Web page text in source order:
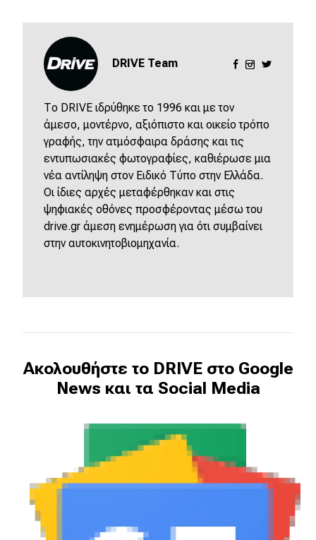
DRIVE Team
Το DRIVE ιδρύθηκε το 1996 και με τον
άμεσο, μοντέρνο, αξιόπιστο και οικείο τρόπο
γραφής, την ατμόσφαιρα δράσης και τις
εντυπωσιακές φωτογραφίες, καθιέρωσε μια
νέα αντίληψη στον Ειδικό Τύπο στην Ελλάδα.
Οι ίδιες αρχές μεταφέρθηκαν και στις
ψηφιακές οθόνες προσφέροντας μέσω του
drive.gr άμεση ενημέρωση για ότι συμβαίνει
στην αυτοκινητοβιομηχανία.
Ακολουθήστε το DRIVE στο Google
News και τα Social Media